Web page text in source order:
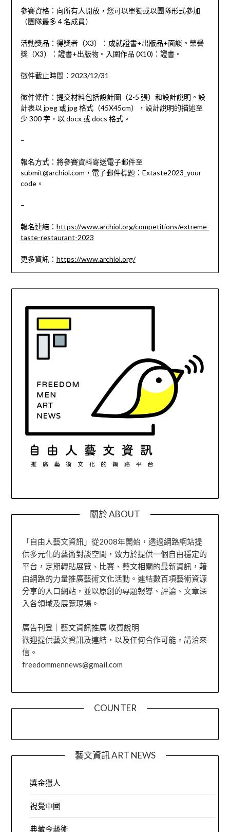
參賽資格：向所有人開放，您可以單獨或以團隊形式參加
（團隊最多 4 名成員）
活動獎品：得獎者（X3）：成就證書+出版品+面談。榮譽
獎（X3）：證書+出版物。入圍作品 (X10)：證書。
徵件截止時間：2023/12/31
徵件條件：提交材料包括設計圖（2-5 張）和設計說明。設
計表以 jpeg 或 jpg 格式（45X45cm），設計說明的描述至
少 300 字，以 docx 或 docs 格式。
–
報名方式：將參賽資料寄送電子郵件至
submit@archiol.com，電子郵件標題：Extaste2023_your
code。
–
報名連結： https://www.archiol.org/competitions/extreme-
taste-restaurant-2023
更多資訊： https://www.archiol.org/
關於 ABOUT
「自由人藝文資訊」從2008年開始，透過網路網站提
供多元化的藝術對談空間，致力於提供一個自由穩定的
平台，定期轉貼展覽、比賽、藝文相關的最新資訊，藉
由網路的力量推廣藝術文化活動。連結數百項藝術資源
分享的入口網站，並以原創的專題報導、評論、文章深
入各領域及展覽現場。
廣告刊登｜藝文資訊推廣 收費說明
歡迎提供藝文資訊及連結，以及任何合作可能，請洽來
信。
freedommennews@gmail.com
COUNTER
藝文資訊 ART NEWS
獎金獵人
視覺中國
典藏今藝術